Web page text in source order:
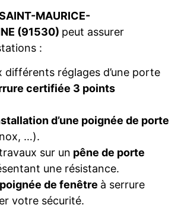
MAURICE-
(91530) peut assurer
:
différents réglages d’une porte
certifiée 3 points
d’une poignée de porte
…).
sur un pêne de porte
une résistance.
de fenêtre à serrure
votre sécurité.